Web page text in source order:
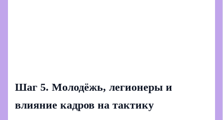
Шаг 5. Молодёжь, легионеры и
влияние кадров на тактику